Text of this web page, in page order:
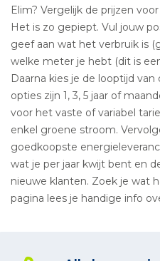
Elim? Vergelijk de prijzen
Het is zo gepiept. Vul jouw
geef aan wat het verbruik is
welke meter je hebt (dit is
Daarna kies je de looptijd
opties zijn 1, 3, 5 jaar of
voor het vaste of variabel
enkel groene stroom.
goedkoopste
wat je per jaar kwijt bent en
nieuwe klanten. Zoek je wat
pagina lees je handige info